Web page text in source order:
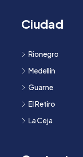
Ciudad
Rionegro
Medellín
Guarne
El Retiro
La Ceja